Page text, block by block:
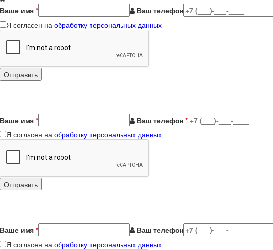
Ваше имя * Ваш телефон
Я согласен на обработку персональных данных
Ваше имя * Ваш телефон *
Я согласен на обработку персональных данных
Ваше имя * Ваш телефон
Я согласен на обработку персональных данных